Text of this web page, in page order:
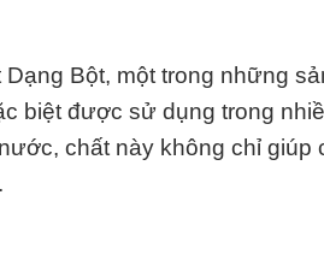
Bột, một trong những
biệt được sử dụng trong
chất này không chỉ giúp